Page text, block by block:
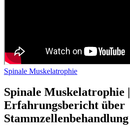
Spinale Muskelatrophie
Spinale Muskelatrophie |
Erfahrungsbericht über
Stammzellenbehandlung